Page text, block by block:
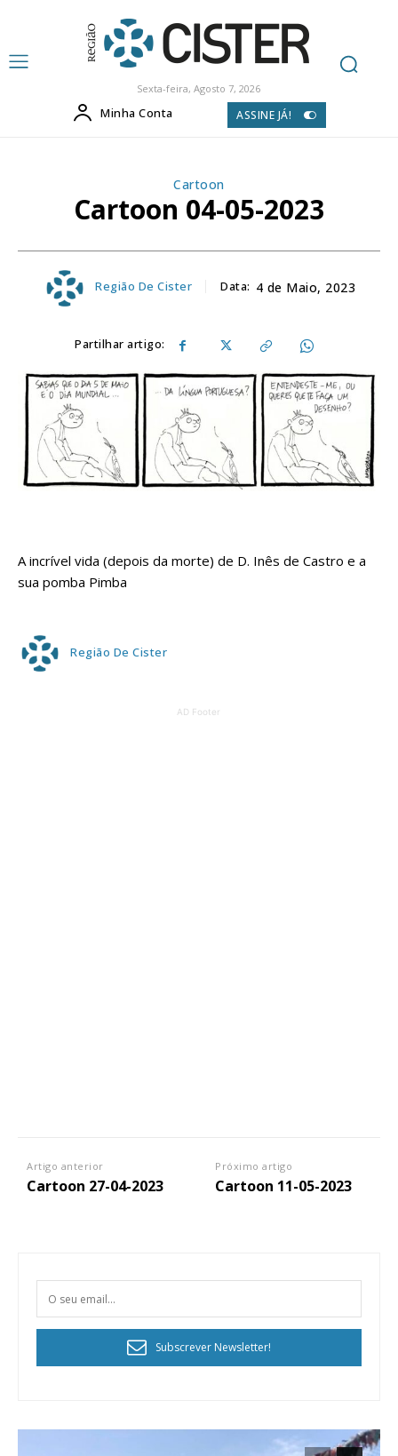
Sexta-feira, Agosto 7, 2026
Minha Conta ASSINE JÁ!
Cartoon
Cartoon 04-05-2023
Região De Cister Data: 4 de Maio, 2023
Partilhar artigo:
A incrível vida (depois da morte) de D. Inês de Castro e a
sua pomba Pimba
Região De Cister
AD Footer
Artigo anterior
Cartoon 27-04-2023
Próximo artigo
Cartoon 11-05-2023
Subscrever Newsletter!